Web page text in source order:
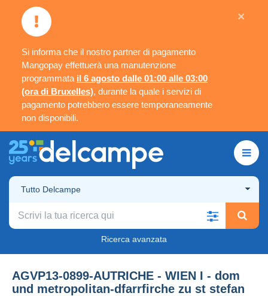
Si informa che il nostro partner di pagamento
Mangopay effettuerà una manutenzione
programmata il 6 agosto dalle 01:00 alle 03:00
(ora di Bruxelles), durante la quale i servizi di
pagamento potrebbero essere temporaneamente
non disponibili.
×
Tutto Delcampe
Ricerca avanzata
AGVP13-0899-AUTRICHE - WIEN I - dom
und metropolitan-dfarrfirche zu st stefan